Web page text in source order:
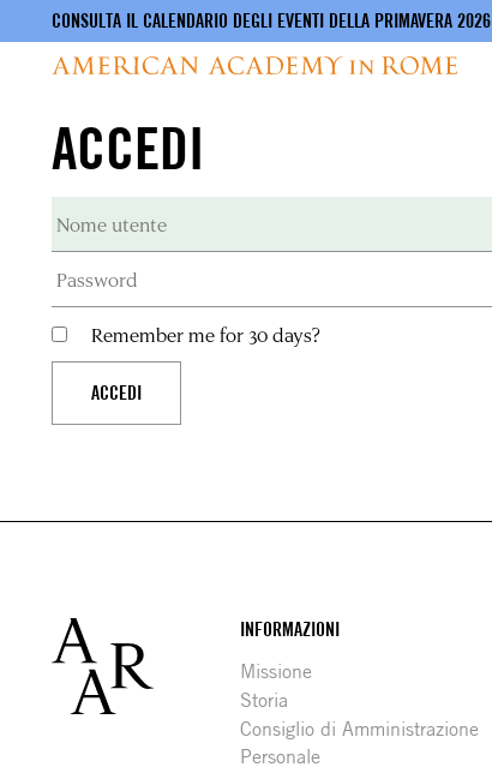
contenuto
principale
CONSULTA IL CALENDARIO DEGLI EVENTI DELLA PRIMAVERA 2026
ACCEDI
Remember me for 30 days?
Footer
INFORMAZIONI
Missione
Storia
Consiglio di Amministrazione
Personale